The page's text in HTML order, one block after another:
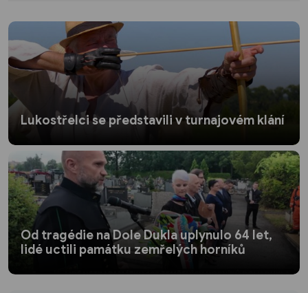
Lukostřelci se představili v turnajovém klání
Od tragédie na Dole Dukla uplynulo 64 let,
lidé uctili památku zemřelých horníků